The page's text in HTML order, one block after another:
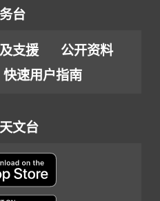
台
支援
公开资料
快速用户指南
文台